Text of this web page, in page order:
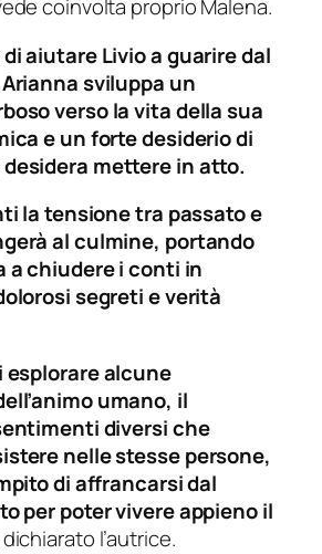
coinvolta proprio Malena.
aiutare Livio a guarire dal
sviluppa un
verso la vita della sua
e un forte desiderio di
mettere in atto.
la tensione tra passato e
al culmine, portando
a chiudere i conti in
segreti e verità
esplorare alcune
umano, il
diversi che
nelle stesse persone,
di affrancarsi dal
per poter vivere appieno il
l’autrice.